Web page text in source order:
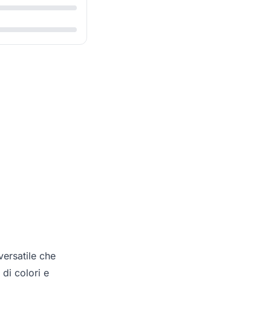
che
colori e